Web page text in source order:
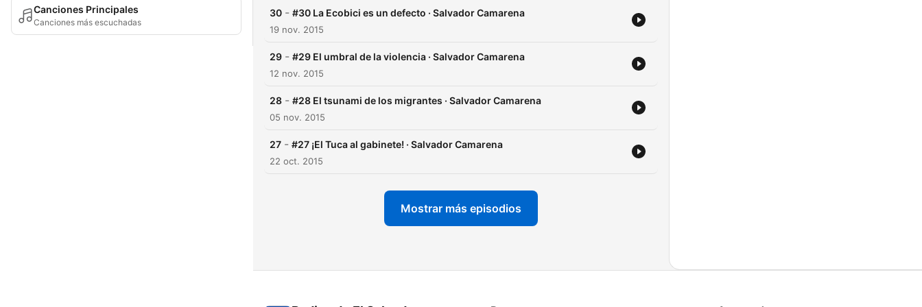
Canciones Principales
Canciones más escuchadas
30 - #30 La Ecobici es un defecto · Salvador Camarena
19 nov. 2015
29 - #29 El umbral de la violencia · Salvador Camarena
12 nov. 2015
28 - #28 El tsunami de los migrantes · Salvador Camarena
05 nov. 2015
27 - #27 ¡El Tuca al gabinete! · Salvador Camarena
22 oct. 2015
Mostrar más episodios